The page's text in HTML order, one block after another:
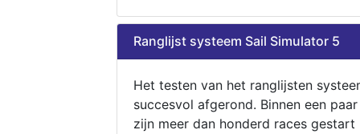
Ranglijst systeem Sail Simulator 5
Het testen van het ranglijsten
succesvol afgerond. Binnen een
zijn meer dan honderd races gestart